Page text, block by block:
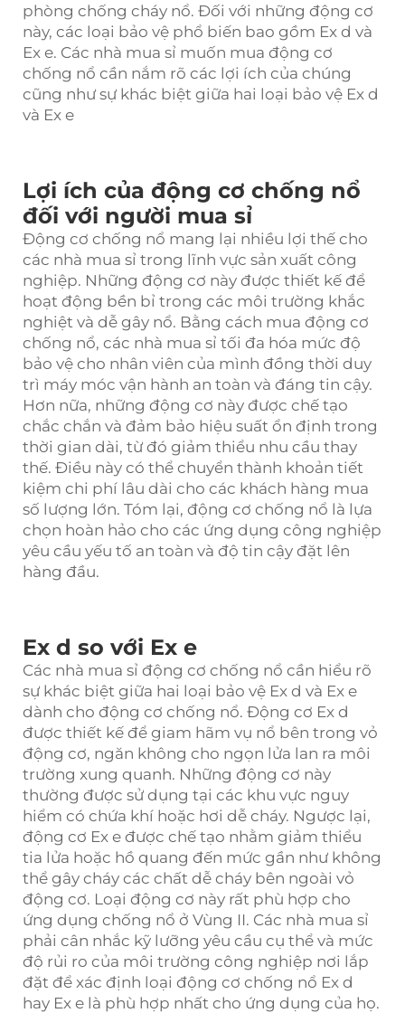
phòng chống cháy nổ. Đối với những động cơ
này, các loại bảo vệ phổ biến bao gồm Ex d và
Ex e. Các nhà mua sỉ muốn mua động cơ
chống nổ cần nắm rõ các lợi ích của chúng
cũng như sự khác biệt giữa hai loại bảo vệ Ex d
và Ex e
Lợi ích của động cơ chống nổ
đối với người mua sỉ
Động cơ chống nổ mang lại nhiều lợi thế cho
các nhà mua sỉ trong lĩnh vực sản xuất công
nghiệp. Những động cơ này được thiết kế để
hoạt động bền bỉ trong các môi trường khắc
nghiệt và dễ gây nổ. Bằng cách mua động cơ
chống nổ, các nhà mua sỉ tối đa hóa mức độ
bảo vệ cho nhân viên của mình đồng thời duy
trì máy móc vận hành an toàn và đáng tin cậy.
Hơn nữa, những động cơ này được chế tạo
chắc chắn và đảm bảo hiệu suất ổn định trong
thời gian dài, từ đó giảm thiểu nhu cầu thay
thế. Điều này có thể chuyển thành khoản tiết
kiệm chi phí lâu dài cho các khách hàng mua
số lượng lớn. Tóm lại, động cơ chống nổ là lựa
chọn hoàn hảo cho các ứng dụng công nghiệp
yêu cầu yếu tố an toàn và độ tin cậy đặt lên
hàng đầu.
Ex d so với Ex e
Các nhà mua sỉ động cơ chống nổ cần hiểu rõ
sự khác biệt giữa hai loại bảo vệ Ex d và Ex e
dành cho động cơ chống nổ. Động cơ Ex d
được thiết kế để giam hãm vụ nổ bên trong vỏ
động cơ, ngăn không cho ngọn lửa lan ra môi
trường xung quanh. Những động cơ này
thường được sử dụng tại các khu vực nguy
hiểm có chứa khí hoặc hơi dễ cháy. Ngược lại,
động cơ Ex e được chế tạo nhằm giảm thiểu
tia lửa hoặc hồ quang đến mức gần như không
thể gây cháy các chất dễ cháy bên ngoài vỏ
động cơ. Loại động cơ này rất phù hợp cho
ứng dụng chống nổ ở Vùng II. Các nhà mua sỉ
phải cân nhắc kỹ lưỡng yêu cầu cụ thể và mức
độ rủi ro của môi trường công nghiệp nơi lắp
đặt để xác định loại động cơ chống nổ Ex d
hay Ex e là phù hợp nhất cho ứng dụng của họ.